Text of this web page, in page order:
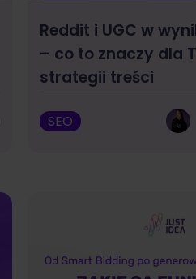
Reddit i UGC w
– co to znaczy dla
strategii treści
SEO